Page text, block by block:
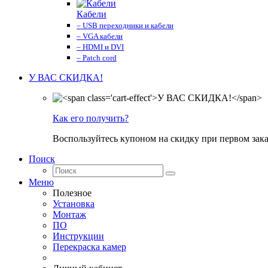
Кабели
– USB переходники и кабели
– VGA кабели
– HDMI и DVI
– Patch cord
У ВАС СКИДКА!
Как его получить?
Воспользуйтесь купоном на скидку при первом
Поиск
Меню
Полезное
Установка
Монтаж
ПО
Инструкции
Перекраска камер